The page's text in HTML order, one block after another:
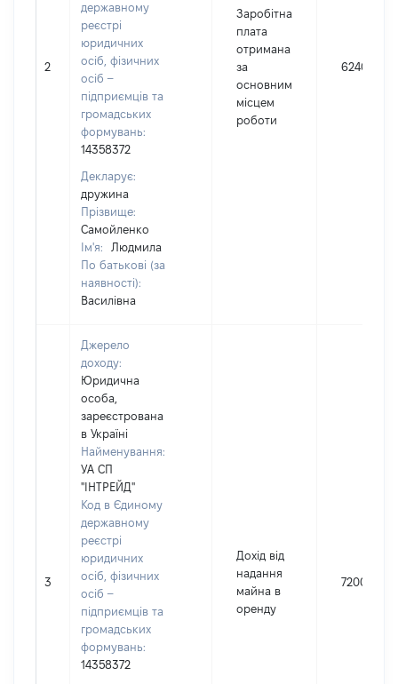
2
державному
реєстрі
юридичних
осіб, фізичних
осіб –
підприємців та
громадських
формувань:
14358372
Декларує:
дружина
Прізвище:
Самойленко
Ім'я:
Людмила
По батькові (за
наявності):
Василівна
Заробітна
плата
отримана
за
основним
місцем
роботи
62409
3
Джерело
доходу:
Юридична
особа,
зареєстрована
в Україні
Найменування:
УА СП
"ІНТРЕЙД"
Код в Єдиному
державному
реєстрі
юридичних
осіб, фізичних
осіб –
підприємців та
громадських
формувань:
14358372
Дохід від
надання
майна в
оренду
72000